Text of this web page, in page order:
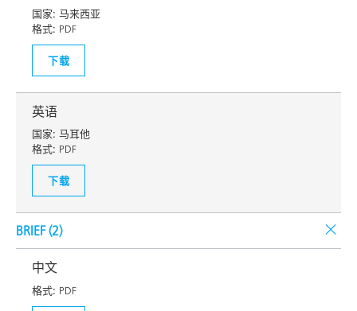
国家: 马来西亚
格式: PDF
下载
英语
国家: 马耳他
格式: PDF
下载
BRIEF (2)
中文
格式: PDF